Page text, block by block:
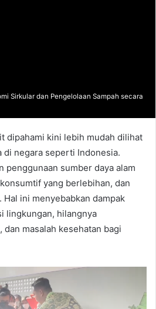
Sirkular dan Pengelolaan Sampah secara
dipahami kini lebih mudah dilihat
di negara seperti Indonesia.
penggunaan sumber daya alam
yang berlebihan, dan
ini menyebabkan dampak
lingkungan, hilangnya
dan masalah kesehatan bagi